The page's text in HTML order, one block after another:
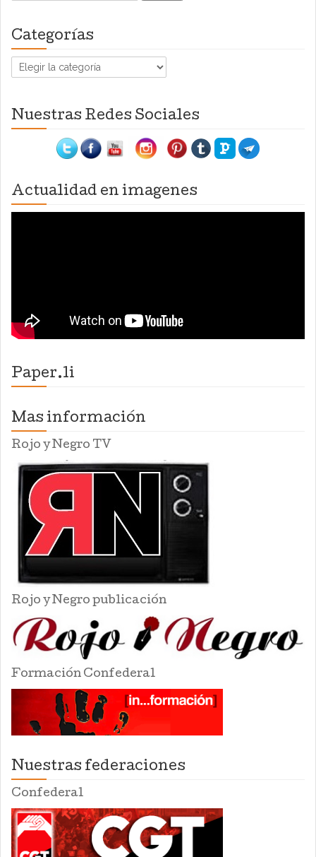
Categorías
Categorías
Nuestras Redes Sociales
Actualidad en imagenes
Paper.li
Mas información
Rojo y Negro TV
Rojo y Negro publicación
Formación Confederal
Nuestras federaciones
Confederal